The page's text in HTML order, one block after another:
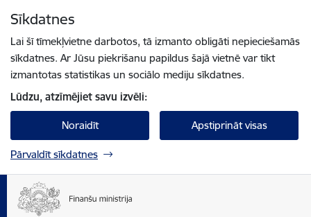
Sīkdatnes
Lai šī tīmekļvietne darbotos, tā izmanto obligāti nepieciešamās
sīkdatnes. Ar Jūsu piekrišanu papildus šajā vietnē var tikt
izmantotas statistikas un sociālo mediju sīkdatnes.
Lūdzu, atzīmējiet savu izvēli:
Noraidīt Apstiprināt visas
Pārvaldīt sīkdatnes